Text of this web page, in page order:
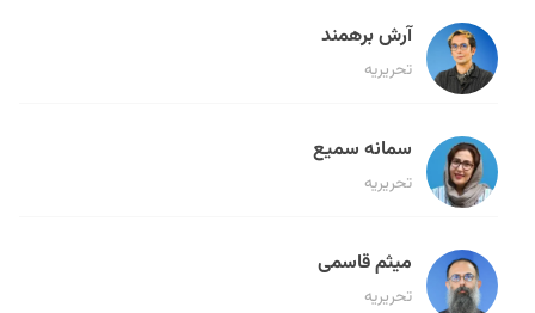
آرش برهمند
تحریریه
سمانه سمیع
تحریریه
میثم قاسمی
تحریریه